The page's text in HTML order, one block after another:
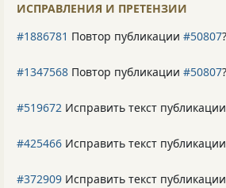
ИСПРАВЛЕНИЯ И ПРЕТЕНЗИИ
#1886781 Повтор публикации #50807?
#1347568 Повтор публикации #50807?
#519672 Исправить текст
#425466 Исправить текст
#372909 Исправить текст